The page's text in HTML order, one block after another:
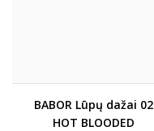
BABOR Lūpų dažai 02
HOT BLOODED